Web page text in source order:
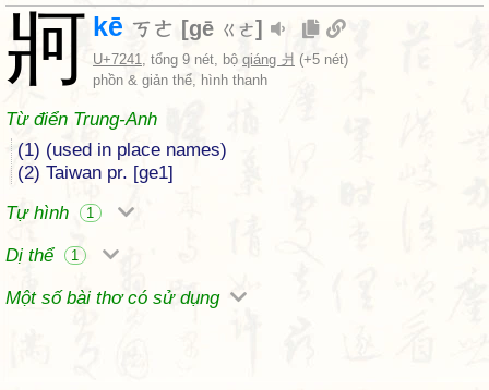
牁 kē ㄎㄜ [gē ㄍㄜ]
U+7241, tổng 9 nét, bộ qiáng 爿 (+5 nét)
phồn & giản thể, hình thanh
Từ điển Trung-Anh
(1) (used in place names)
(2) Taiwan pr. [ge1]
Tự hình
1
Dị thể 1
Một số bài thơ có sử dụng